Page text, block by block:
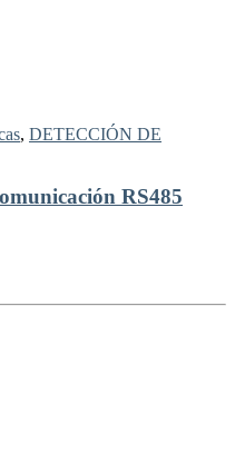
, DETECCIÓN DE
RS485